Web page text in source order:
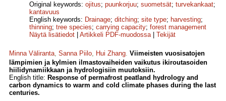
Original keywords: ojitus; puunkorjuu; suometsät; turvekankaat;
kantavuus
English keywords: Drainage; ditching; site type; harvesting;
thinning; tree species; carrying capacity; forest management
Näytä lisätiedot
Artikkeli PDF-muodossa| Tekijät
Minna Väliranta, Sanna Piilo, Hui Zhang. Viimeisten vuosisatojen
lämpimien ja kylmien ilmastovaiheiden vaikutus ikiroutasoiden
hiilidynamiikkaan ja hydrologisiin muutoksiin.
English title: Response of permafrost peatland hydrology and
carbon dynamics to warm and cold climate phases during the last
centuries.